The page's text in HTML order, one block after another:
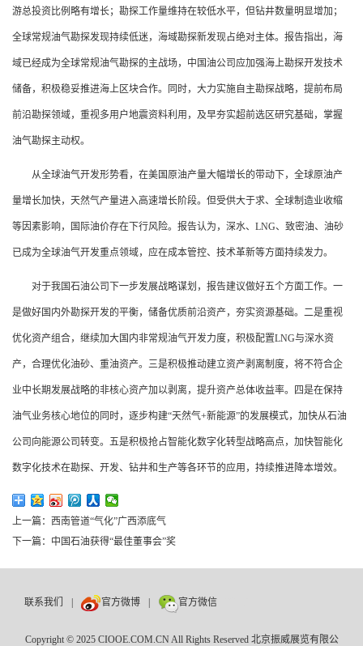
游总投资比例略有增长；勘探工作量维持在较低水平，但钻井数量明显增加；
全球常规油气勘探发现持续低迷，海域勘探新发现占绝对主体。报告指出，海
域已经成为全球常规油气勘探的主战场，中国油公司应加强海上勘探开发技术
储备，积极稳妥推进海上区块合作。同时，大力实施自主勘探战略，提前布局
前沿勘探领域，重视多用户地震资料利用，及早夯实超前选区研究基础，掌握
油气勘探主动权。
从全球油气开发形势看，在美国原油产量大幅增长的带动下，全球原油产
量增长加快，天然气产量进入高速增长阶段。但受供大于求、全球制造业收缩
等因素影响，国际油价存在下行风险。报告认为，深水、LNG、致密油、油砂
已成为全球油气开发重点领域，应在成本管控、技术革新等方面持续发力。
对于我国石油公司下一步发展战略谋划，报告建议做好五个方面工作。一
是做好国内外勘探开发的平衡，储备优质前沿资产，夯实资源基础。二是重视
优化资产组合，继续加大国内非常规油气开发力度，积极配置LNG与深水资
产，合理优化油砂、重油资产。三是积极推动建立资产剥离制度，将不符合企
业中长期发展战略的非核心资产加以剥离，提升资产总体收益率。四是在保持
油气业务核心地位的同时，逐步构建“天然气+新能源”的发展模式，加快从石油
公司向能源公司转变。五是积极抢占智能化数字化转型战略高点，加快智能化
数字化技术在勘探、开发、钻井和生产等各环节的应用，持续推进降本增效。
上一篇：西南管道“气化”广西添底气
下一篇：中国石油获得“最佳董事会”奖
联系我们 官方微博 官方微信
Copyright © 2025 CIOOE.COM.CN All Rights Reserved 北京振威展览有限公